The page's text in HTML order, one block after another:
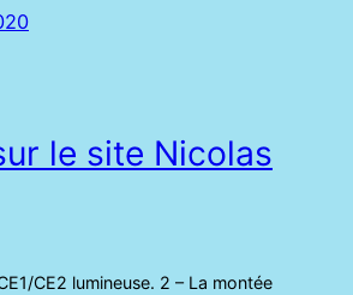
le site Nicolas
CE2 lumineuse. 2 – La montée